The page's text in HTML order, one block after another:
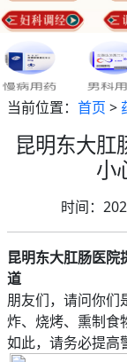
当前位置： 首页 >
昆明东大肛
小
时间：
昆明东大肛肠医院
道
朋友们，请问你们
炸、烧烤、熏制食
如此，请务必提高